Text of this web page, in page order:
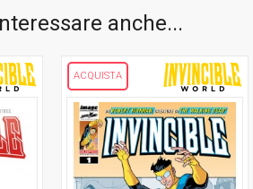
anche...
ACQUISTA